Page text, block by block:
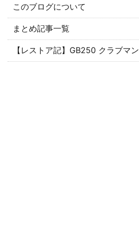
このブログについて
まとめ記事一覧
【レストア記】GB250 クラブマン